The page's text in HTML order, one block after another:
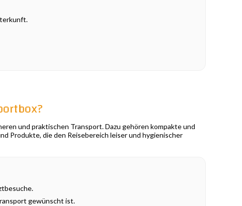
und praktischen Transport. Dazu gehören kompakte und
Produkte, die den Reisebereich leiser und hygienischer
gewünscht ist.